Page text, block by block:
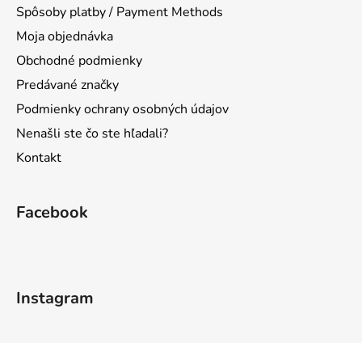
Spôsoby platby / Payment Methods
Moja objednávka
Obchodné podmienky
Predávané značky
Podmienky ochrany osobných údajov
Nenašli ste čo ste hľadali?
Kontakt
Facebook
Instagram